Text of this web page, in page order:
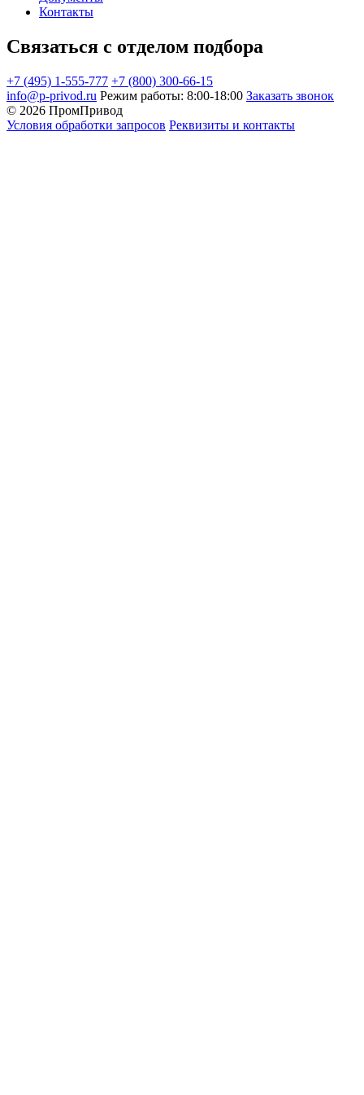
Контакты
Связаться с отделом подбора
+7 (495) 1-555-777 +7 (800) 300-66-15
info@p-privod.ru Режим работы: 8:00-18:00 Заказать звонок
© 2026 ПромПривод
Условия обработки запросов Реквизиты и контакты